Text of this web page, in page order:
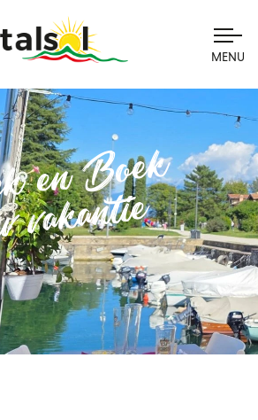
MENU
en Boek
vakantie